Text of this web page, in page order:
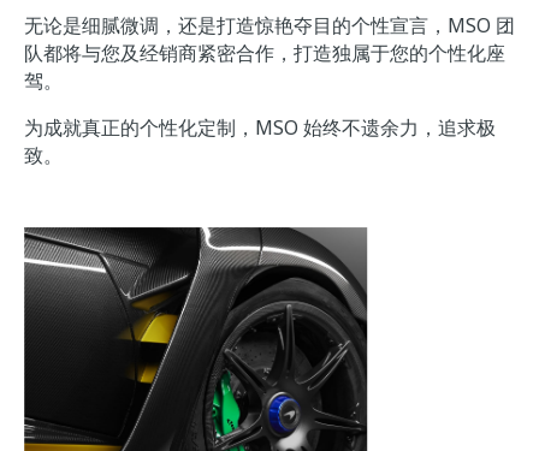
无论是细腻微调，还是打造惊艳夺目的个性宣言，MSO 团
队都将与您及经销商紧密合作，打造独属于您的个性化座
驾。
为成就真正的个性化定制，MSO 始终不遗余力，追求极
致。